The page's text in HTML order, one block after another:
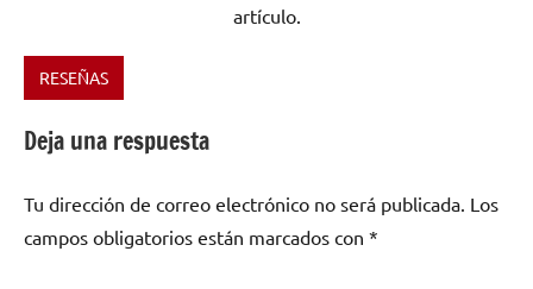
artículo.
Etiquetado
Doom ,
Folk
Metal,
RESEÑAS
Deja una respuesta
Tu dirección de correo electrónico no será publicada. Los
campos obligatorios están marcados con *